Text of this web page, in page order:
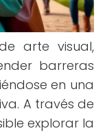
arte visual,
barreras
en una
A través de
explorar la